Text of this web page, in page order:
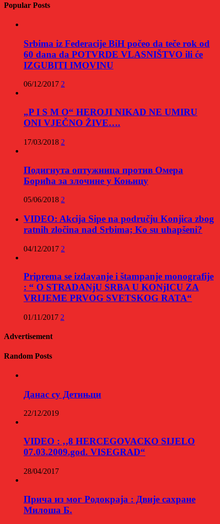
Popular Posts
Srbima iz Federacije BiH počeo da teče rok od
60 dana da POTVRDE VLASNIŠTVO ili će
IZGUBITI IMOVINU
06/12/2017 2
„P I S M O“ HEROJI NIKAD NE UMIRU
ONI VJEČNO ŽIVE….
17/03/2018 2
Подигнута оптужница против Омера
Борића за злочине у Коњицу
05/06/2018 2
VIDEO: Akcija Sipe na području Konjica zbog
ratnih zločina nad Srbima; Ko su uhapšeni?
04/12/2017 2
Priprema se izdavanje i štampanje monografije
: “ O STRADANjU SRBA U KONjICU ZA
VRIJEME PRVOG SVETSKOG RATA“
01/11/2017 2
Advertisement
Random Posts
Данас су Детињци
22/12/2019
VIDEO : ‚‚8 HERCEGOVACKO SIJELO
07.03.2009.god. VISEGRAD“
28/04/2017
Прича из мог Родокраја : Двије сахране
Милоша Б.